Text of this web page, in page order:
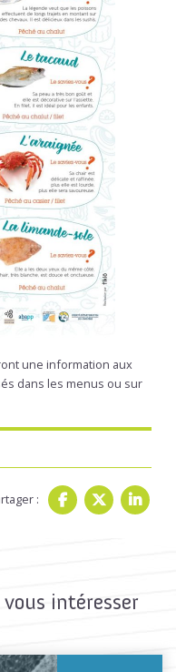
une information aux
dans les menus ou sur
:
intéresser